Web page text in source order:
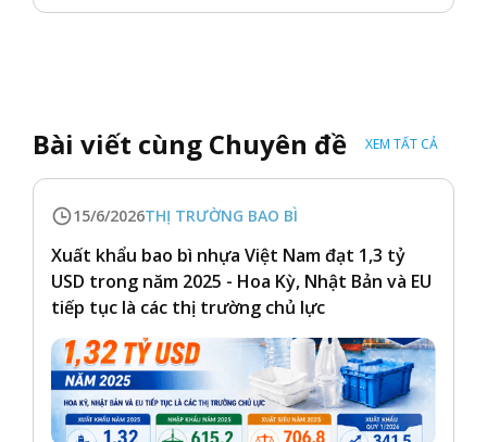
Bài viết cùng Chuyên đề XEM TẤT CẢ
15/6/2026THỊ TRƯỜNG BAO BÌ
Xuất khẩu bao bì nhựa Việt Nam đạt 1,3 tỷ
USD trong năm 2025 - Hoa Kỳ, Nhật Bản và EU
tiếp tục là các thị trường chủ lực